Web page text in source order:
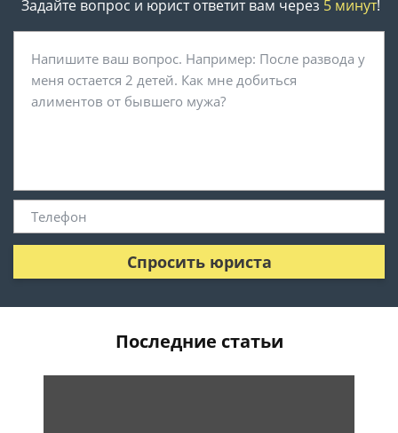
Задайте вопрос и юрист ответит вам через 5 минут!
Спросить юриста
Последние статьи